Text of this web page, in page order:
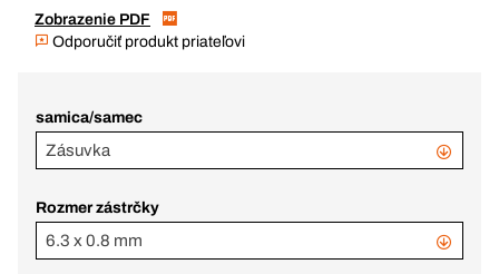
Zobrazenie PDF
Odporučiť produkt priateľovi
samica/samec
Zásuvka
Rozmer zástrčky
6.3 x 0.8 mm